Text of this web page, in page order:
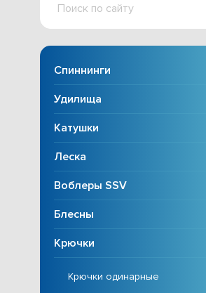
сайту
Спиннинги
Удилища
Катушки
Леска
Воблеры SSV
Блесны
Крючки
Крючки одинарные